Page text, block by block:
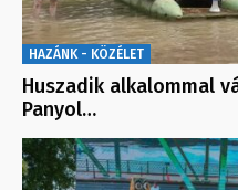
HAZÁNK - KÖZÉLET
Huszadik alkalommal
Panyol…